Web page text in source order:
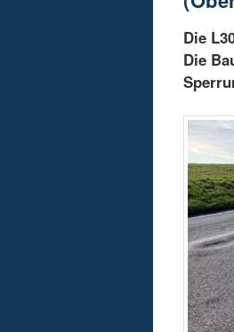
Die
Die